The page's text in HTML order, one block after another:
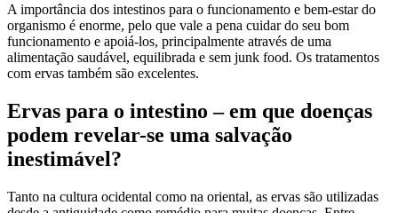
A importância dos intestinos para o funcionamento e bem-estar do
organismo é enorme, pelo que vale a pena cuidar do seu bom
funcionamento e apoiá-los, principalmente através de uma
alimentação saudável, equilibrada e sem junk food. Os tratamentos
com ervas também são excelentes.
Ervas para o intestino – em que doenças
podem revelar-se uma salvação
inestimável?
Tanto na cultura ocidental como na oriental, as ervas são utilizadas